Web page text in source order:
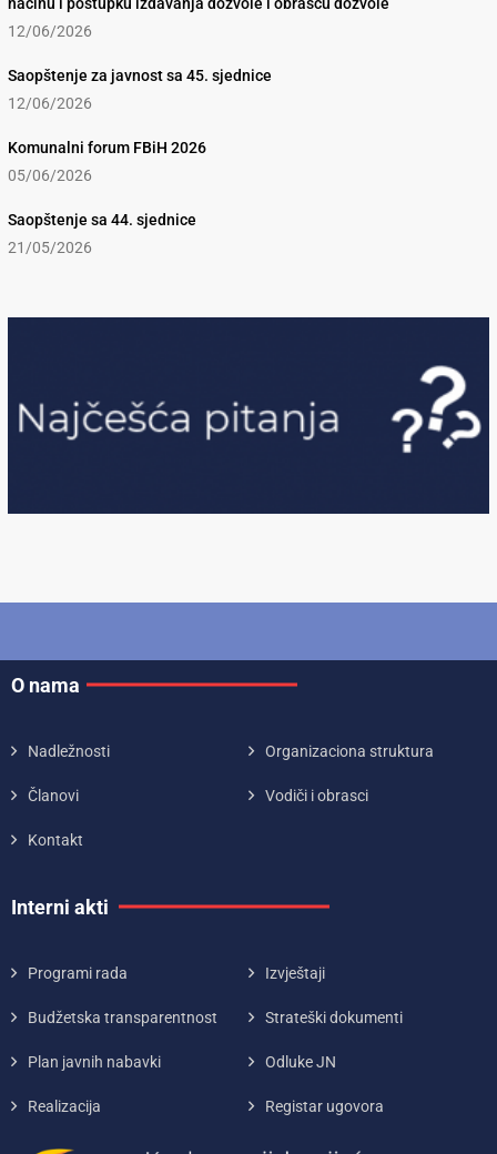
12/06/2026
Saopštenje za javnost sa 45. sjednice
12/06/2026
Komunalni forum FBiH 2026
05/06/2026
Saopštenje sa 44. sjednice
21/05/2026
O nama
Nadležnosti Organizaciona struktura
Članovi Vodiči i obrasci
Kontakt
Interni akti
Programi rada Izvještaji
Budžetska transparentnost Strateški dokumenti
Plan javnih nabavki Odluke JN
Realizacija Registar ugovora